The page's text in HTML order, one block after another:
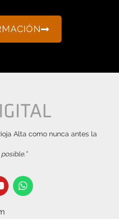
Alta como nunca antes la